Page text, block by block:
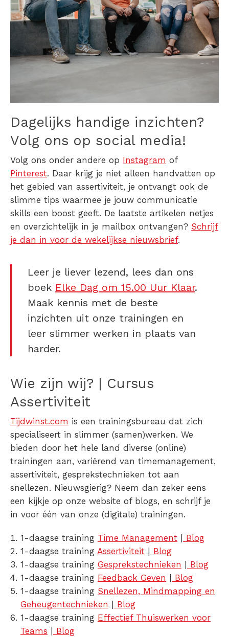
Dagelijks handige inzichten?
Volg ons op social media!
Volg ons onder andere op Instagram of
Pinterest. Daar krijg je niet alleen handvatten op
het gebied van assertiviteit, je ontvangt ook de
slimme tips waarmee je jouw communicatie
skills een boost geeft. De laatste artikelen netjes
en overzichtelijk in je mailbox ontvangen? Schrijf
je dan in voor de wekelijkse nieuwsbrief.
Leer je liever lezend, lees dan ons
boek Elke Dag om 15.00 Uur Klaar.
Maak kennis met de beste
inzichten uit onze trainingen en
leer slimmer werken in plaats van
harder.
Wie zijn wij? | Cursus
Assertiviteit
Tijdwinst.com is een trainingsbureau dat zich
specialiseert in slimmer (samen)werken. We
bieden door het hele land diverse (online)
trainingen aan, variërend van timemanagement,
assertiviteit, gesprekstechnieken tot aan
snellezen. Nieuwsgierig? Neem dan zeker eens
een kijkje op onze website of blogs, en schrijf je
in voor één van onze (digitale) trainingen.
1-daagse training Time Management
Blog
1-daagse training Assertiviteit
Blog
1-daagse training Gesprekstechnieken
Blog
1-daagse training Feedback Geven
Blog
1-daagse training Snellezen, Mindmapping en
Geheugentechnieken
Blog
1-daagse training Effectief Thuiswerken voor
Teams
Blog